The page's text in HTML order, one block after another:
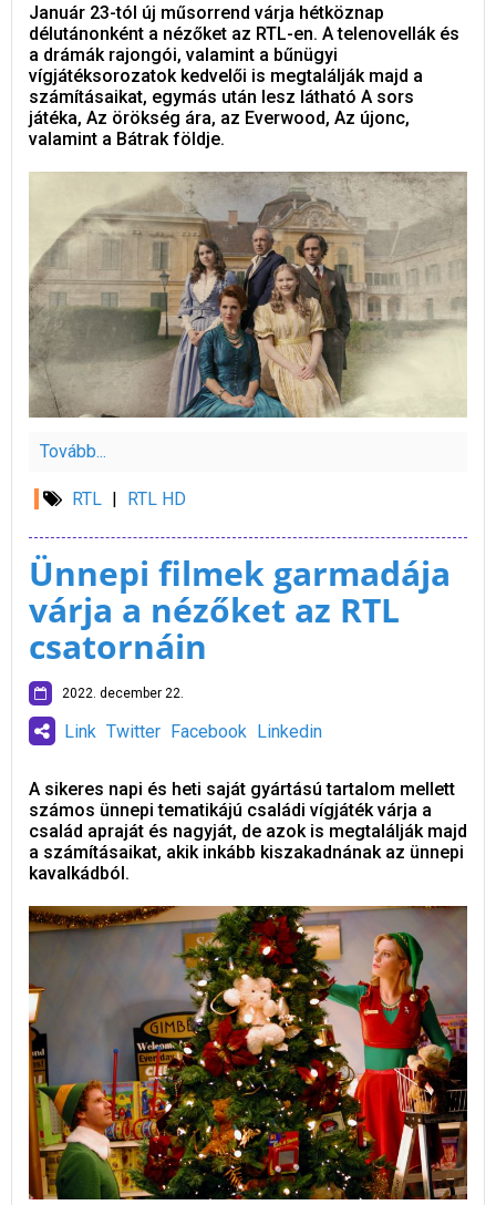
Január 23-tól új műsorrend várja hétköznap
délutánonként a nézőket az RTL-en. A telenovellák és
a drámák rajongói, valamint a bűnügyi
vígjátéksorozatok kedvelői is megtalálják majd a
számításaikat, egymás után lesz látható A sors
játéka, Az örökség ára, az Everwood, Az újonc,
valamint a Bátrak földje.
Tovább...
RTL RTL HD
Ünnepi filmek garmadája
várja a nézőket az RTL
csatornáin
2022. december 22.
Link Twitter Facebook Linkedin
A sikeres napi és heti saját gyártású tartalom mellett
számos ünnepi tematikájú családi vígjáték várja a
család apraját és nagyját, de azok is megtalálják majd
a számításaikat, akik inkább kiszakadnának az ünnepi
kavalkádból.